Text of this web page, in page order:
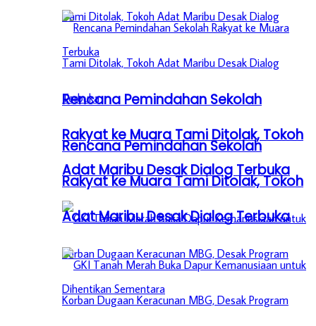
Rencana Pemindahan Sekolah
Rakyat ke Muara Tami Ditolak, Tokoh
Adat Maribu Desak Dialog Terbuka
Rencana Pemindahan Sekolah
Rakyat ke Muara Tami Ditolak, Tokoh
Adat Maribu Desak Dialog Terbuka